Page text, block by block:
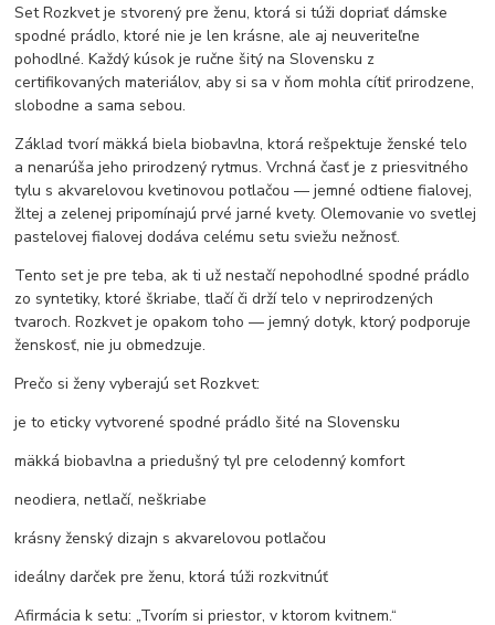
Set Rozkvet je stvorený pre ženu, ktorá si túži dopriať dámske
spodné prádlo, ktoré nie je len krásne, ale aj neuveriteľne
pohodlné. Každý kúsok je ručne šitý na Slovensku z
certifikovaných materiálov, aby si sa v ňom mohla cítiť prirodzene,
slobodne a sama sebou.
Základ tvorí mäkká biela biobavlna, ktorá rešpektuje ženské telo
a nenarúša jeho prirodzený rytmus. Vrchná časť je z priesvitného
tylu s akvarelovou kvetinovou potlačou — jemné odtiene fialovej,
žltej a zelenej pripomínajú prvé jarné kvety. Olemovanie vo svetlej
pastelovej fialovej dodáva celému setu sviežu nežnosť.
Tento set je pre teba, ak ti už nestačí nepohodlné spodné prádlo
zo syntetiky, ktoré škriabe, tlačí či drží telo v neprirodzených
tvaroch. Rozkvet je opakom toho — jemný dotyk, ktorý podporuje
ženskosť, nie ju obmedzuje.
Prečo si ženy vyberajú set Rozkvet:
je to eticky vytvorené spodné prádlo šité na Slovensku
mäkká biobavlna a priedušný tyl pre celodenný komfort
neodiera, netlačí, neškriabe
krásny ženský dizajn s akvarelovou potlačou
ideálny darček pre ženu, ktorá túži rozkvitnúť
Afirmácia k setu: „Tvorím si priestor, v ktorom kvitnem.“